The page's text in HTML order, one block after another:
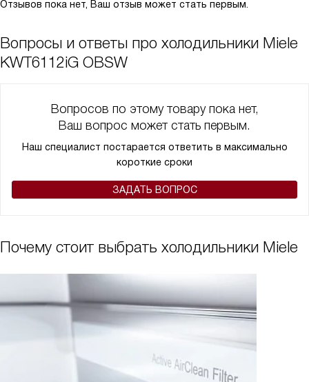
Отзывов пока нет, Ваш отзыв может стать первым.
Вопросы и ответы про холодильники Miele
KWT6112iG OBSW
Вопросов по этому товару пока нет,
Ваш вопрос может стать первым.
Наш специалист постарается ответить в максимально
короткие сроки
ЗАДАТЬ ВОПРОС
Почему стоит выбрать холодильники Miele